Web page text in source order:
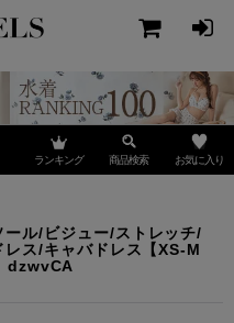
ランキング 商品検索 お気に入り
ール/ビジュー/ストレッチ/
ス/キャバドレス【XS-M
dzwvCA